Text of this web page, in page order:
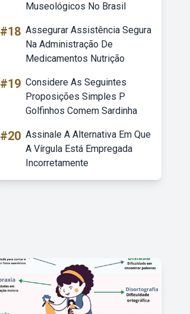
Museológicos No Brasil
#18 Assegurar Assistência Segura
Na Administração De
Medicamentos Nutrição
#19 Considere As Seguintes
Proposições Simples P
Golfinhos Comem Sardinha
#20 Assinale A Alternativa Em Que
A Vírgula Está Empregada
Incorretamente